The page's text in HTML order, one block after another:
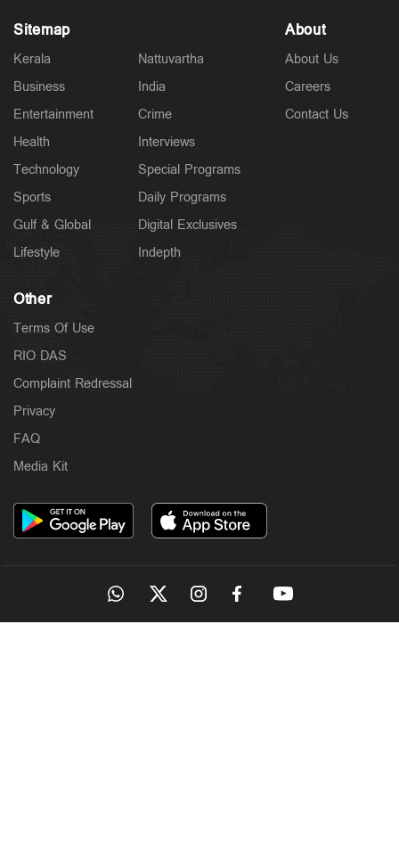
Sitemap
Kerala
Business
Entertainment
Health
Technology
Sports
Gulf & Global
Lifestyle
Nattuvartha
India
Crime
Interviews
Special Programs
Daily Programs
Digital Exclusives
Indepth
About
About Us
Careers
Contact Us
Other
Terms Of Use
RIO DAS
Complaint Redressal
Privacy
FAQ
Media Kit